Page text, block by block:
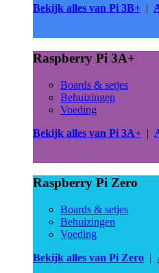
Bekijk alles van Pi 3B+ |
Raspberry Pi 3A+
Boards & setjes
Behuizingen
Voeding
Bekijk alles van Pi 3A+ |
Raspberry Pi Zero
Boards & setjes
Behuizingen
Voeding
Bekijk alles van Pi Zero |